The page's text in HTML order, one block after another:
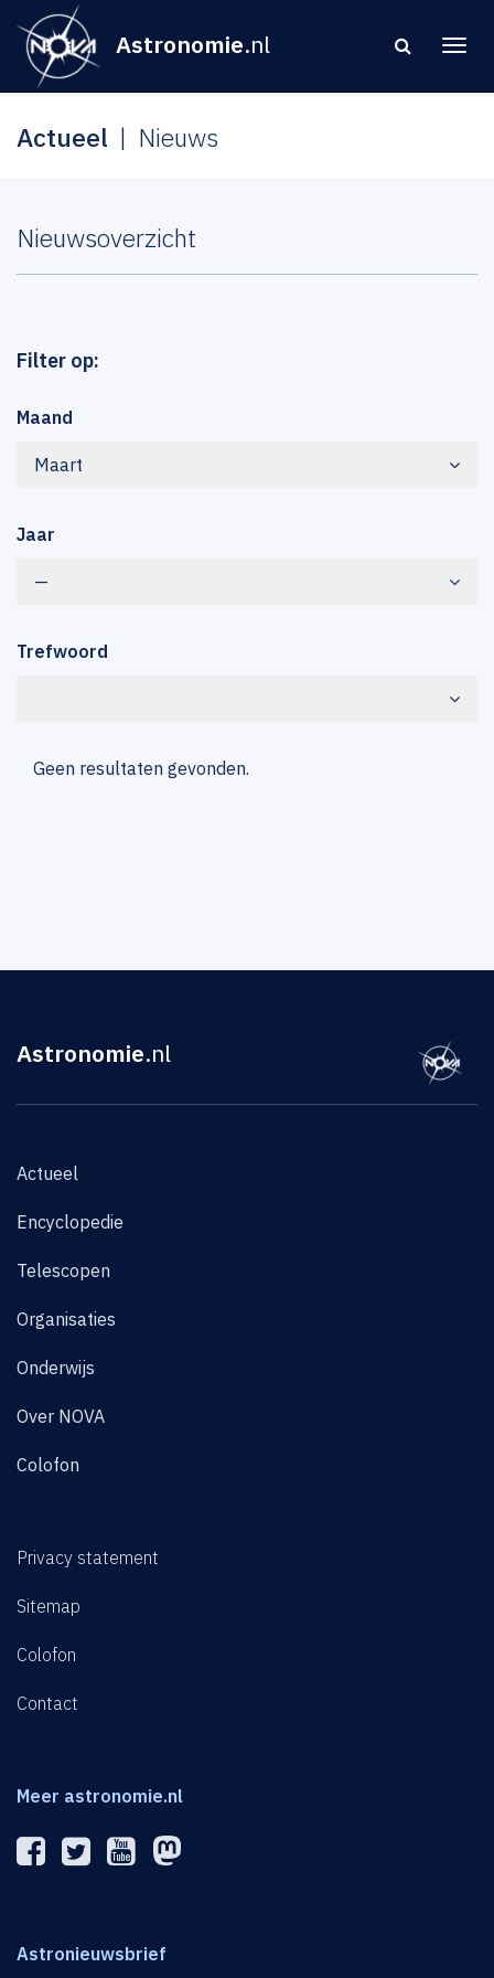
Astronomie.nl
Actueel Nieuws
Nieuwsoverzicht
Filter op:
Maand
Maart
Jaar
—
Trefwoord
Geen resultaten gevonden.
Astronomie.nl
Actueel
Encyclopedie
Telescopen
Organisaties
Onderwijs
Over NOVA
Colofon
Privacy statement
Sitemap
Colofon
Contact
Meer astronomie.nl
Astronieuwsbrief